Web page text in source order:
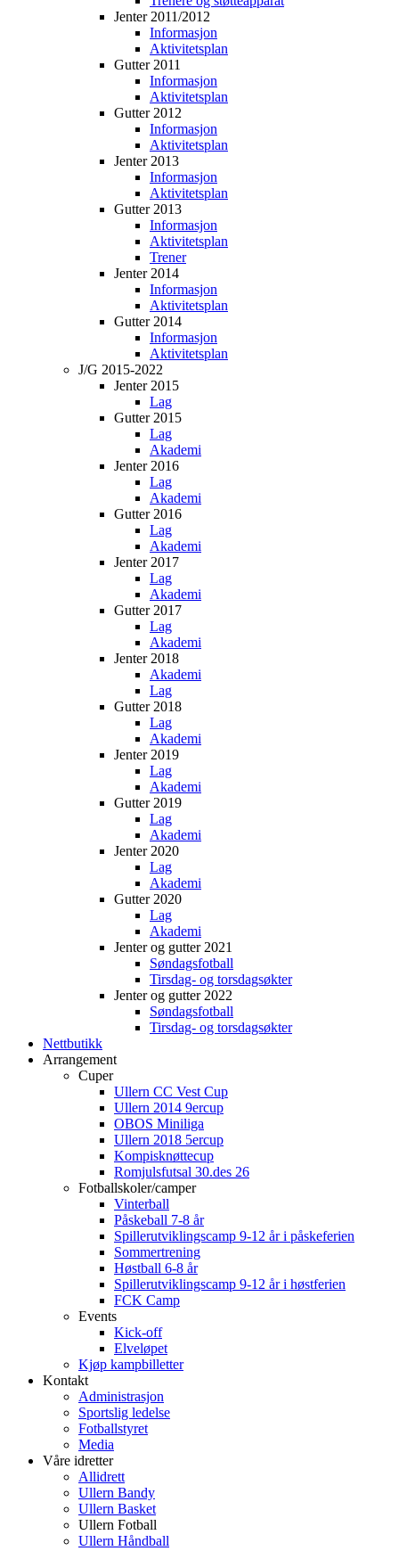
Jenter 2011/2012
Informasjon
Aktivitetsplan
Gutter 2011
Informasjon
Aktivitetsplan
Gutter 2012
Informasjon
Aktivitetsplan
Jenter 2013
Informasjon
Aktivitetsplan
Gutter 2013
Informasjon
Aktivitetsplan
Trener
Jenter 2014
Informasjon
Aktivitetsplan
Gutter 2014
Informasjon
Aktivitetsplan
J/G 2015-2022
Jenter 2015
Lag
Gutter 2015
Lag
Akademi
Jenter 2016
Lag
Akademi
Gutter 2016
Lag
Akademi
Jenter 2017
Lag
Akademi
Gutter 2017
Lag
Akademi
Jenter 2018
Akademi
Lag
Gutter 2018
Lag
Akademi
Jenter 2019
Lag
Akademi
Gutter 2019
Lag
Akademi
Jenter 2020
Lag
Akademi
Gutter 2020
Lag
Akademi
Jenter og gutter 2021
Søndagsfotball
Tirsdag- og torsdagsøkter
Jenter og gutter 2022
Søndagsfotball
Tirsdag- og torsdagsøkter
Nettbutikk
Arrangement
Cuper
Ullern CC Vest Cup
Ullern 2014 9ercup
OBOS Miniliga
Ullern 2018 5ercup
Kompisknøttecup
Romjulsfutsal 30.des 26
Fotballskoler/camper
Vinterball
Påskeball 7-8 år
Spillerutviklingscamp 9-12 år i påskeferien
Sommertrening
Høstball 6-8 år
Spillerutviklingscamp 9-12 år i høstferien
FCK Camp
Events
Kick-off
Elveløpet
Kjøp kampbilletter
Kontakt
Administrasjon
Sportslig ledelse
Fotballstyret
Media
Våre idretter
Allidrett
Ullern Bandy
Ullern Basket
Ullern Fotball
Ullern Håndball